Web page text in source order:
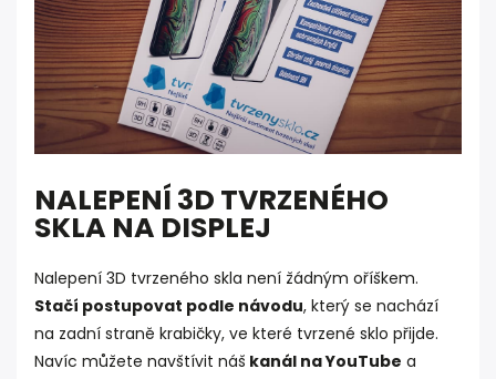
NALEPENÍ 3D TVRZENÉHO
SKLA NA DISPLEJ
Nalepení 3D tvrzeného skla není žádným oříškem.
Stačí postupovat podle návodu, který se nachází
na zadní straně krabičky, ve které tvrzené sklo přijde.
Navíc můžete navštívit náš kanál na YouTube a